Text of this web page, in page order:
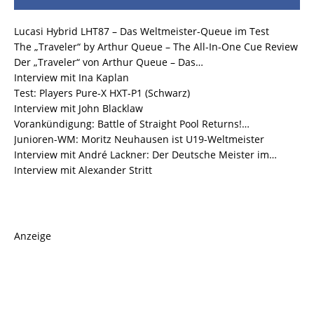
Lucasi Hybrid LHT87 – Das Weltmeister-Queue im Test
The „Traveler“ by Arthur Queue – The All-In-One Cue Review
Der „Traveler“ von Arthur Queue – Das…
Interview mit Ina Kaplan
Test: Players Pure-X HXT-P1 (Schwarz)
Interview mit John Blacklaw
Vorankündigung: Battle of Straight Pool Returns!…
Junioren-WM: Moritz Neuhausen ist U19-Weltmeister
Interview mit André Lackner: Der Deutsche Meister im…
Interview mit Alexander Stritt
Anzeige